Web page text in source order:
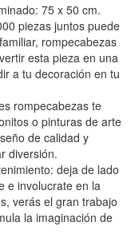
75 x 50 cm.
piezas juntos puede
rompecabezas
esta pieza en una
a tu decoración en tu
rompecabezas te
o pinturas de arte
de calidad y
diversión.
deja de lado
e involucrate en la
verás el gran trabajo
la imaginación de